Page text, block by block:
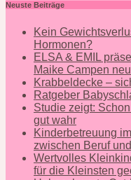
Neuste Beiträge
Kein
Hormonen?
ELSA & EMIL
Maike Campen
Krabbeldecke –
Ratgeber
Studie zeigt:
gut wahr
Kinderbetreuung
zwischen Beruf
Wertvolles
für die Kleinsten